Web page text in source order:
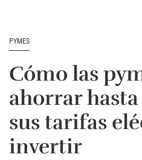
PYMES
Cómo las
ahorrar hasta
sus tarifas
invertir